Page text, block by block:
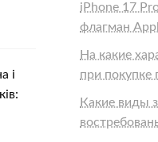
і
iPhone 17
флагман
На какие
при покупке
Какие виды